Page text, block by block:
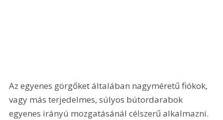
Az egyenes görgőket általában nagyméretű fiókok,
vagy más terjedelmes, súlyos bútordarabok
egyenes irányú mozgatásánál célszerű alkalmazni.